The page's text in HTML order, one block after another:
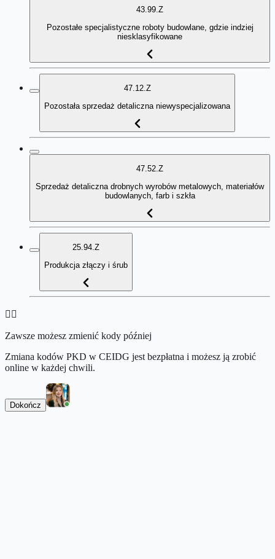
43.99.Z
Pozostałe specjalistyczne roboty budowlane, gdzie indziej
niesklasyfikowane
47.12.Z
Pozostała sprzedaż detaliczna niewyspecjalizowana
47.52.Z
Sprzedaż detaliczna drobnych wyrobów metalowych, materiałów
budowlanych, farb i szkła
25.94.Z
Produkcja złączy i śrub
👉🏻
Zawsze możesz zmienić kody później
Zmiana kodów PKD w CEIDG jest bezpłatna i możesz ją zrobić
online w każdej chwili.
Dokończ